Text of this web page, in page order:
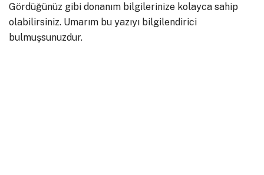
Gördüğünüz gibi donanım bilgilerinize kolayca sahip
olabilirsiniz. Umarım bu yazıyı bilgilendirici
bulmuşsunuzdur.